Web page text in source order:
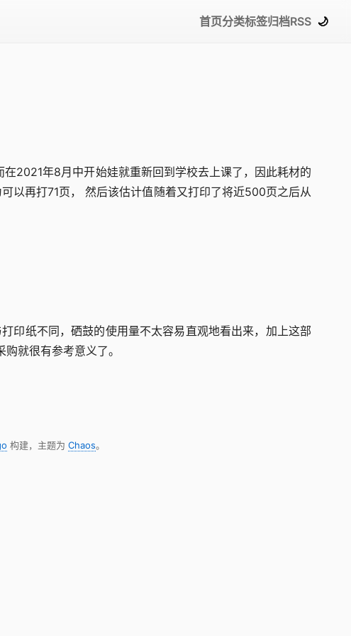
首页分类标签归档RSS 🌙
2021年8月中开始娃就重新回到学校去上课了，因此耗材的
以再打71页， 然后该估计值随着又打印了将近500页之后从
印纸不同，硒鼓的使用量不太容易直观地看出来，加上这部
就很有参考意义了。
构建，主题为 Chaos。